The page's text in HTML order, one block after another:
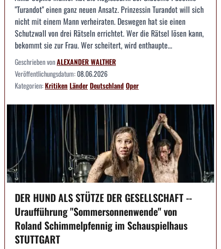
"Turandot" einen ganz neuen Ansatz. Prinzessin Turandot will sich
nicht mit einem Mann verheiraten. Deswegen hat sie einen
Schutzwall von drei Rätseln errichtet. Wer die Rätsel lösen kann,
bekommt sie zur Frau. Wer scheitert, wird enthaupte...
Geschrieben vonALEXANDER WALTHER
Veröffentlichungsdatum:08.06.2026
Kategorien:KritikenLänderDeutschlandOper
DER HUND ALS STÜTZE DER GESELLSCHAFT --
Uraufführung "Sommersonnenwende" von
Roland Schimmelpfennig im Schauspielhaus
STUTTGART